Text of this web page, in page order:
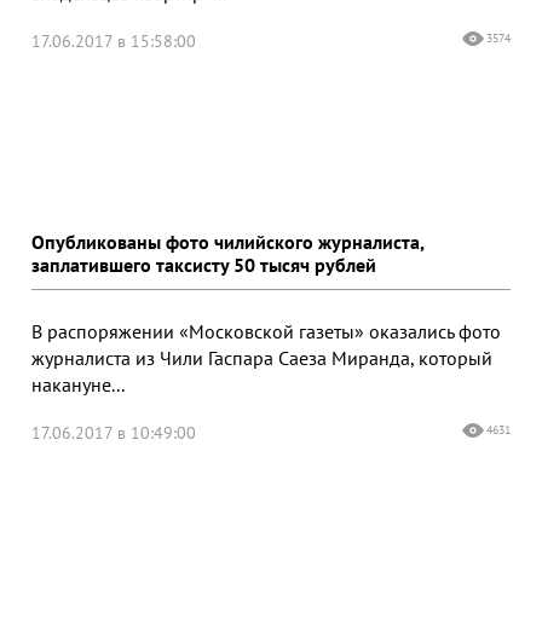
17.06.2017 в 15:58:00 3574
Опубликованы фото чилийского журналиста,
заплатившего таксисту 50 тысяч рублей
В распоряжении «Московской газеты» оказались фото
журналиста из Чили Гаспара Саеза Миранда, который
накануне...
17.06.2017 в 10:49:00 4631